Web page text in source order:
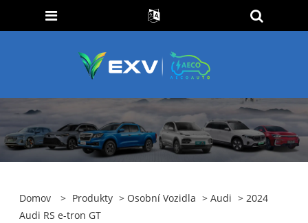
Domov > Produkty > Osobní Vozidla >Audi > 2024
Audi RS e-tron GT